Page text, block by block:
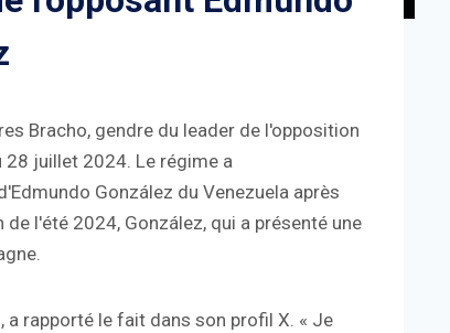
Bracho, gendre du leader de l'opposition
28 juillet 2024. Le régime a
González du Venezuela après
l'été 2024, González, qui a présenté une
a rapporté le fait dans son profil X. « Je